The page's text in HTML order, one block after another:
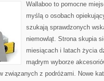
Wallaboo to pomocne
myślą o osobach
szukają sprawdzonych
niemowląt. Strona skupia
miesiącach i latach życia
mądrym wyborze
związanych z podróżami. Nowe